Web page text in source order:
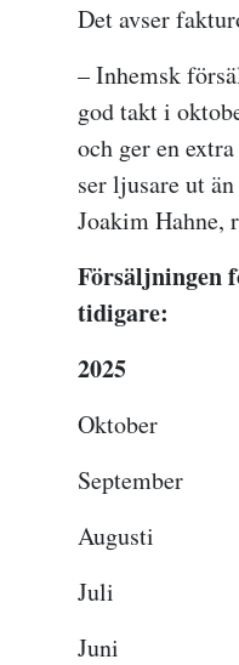
Det avser
– Inhemsk
god takt i
och ger en
ser ljusare ut
Joakim Hahne,
Försäljningen
tidigare:
2025
Augusti
Juli
Juni